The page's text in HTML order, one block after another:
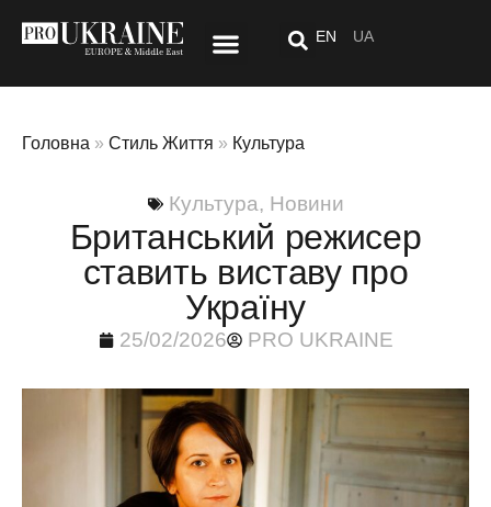
EN UA
Головна » Стиль Життя » Культура
Культура, Новини
Британський режисер
ставить виставу про
Україну
25/02/2026 PRO UKRAINE